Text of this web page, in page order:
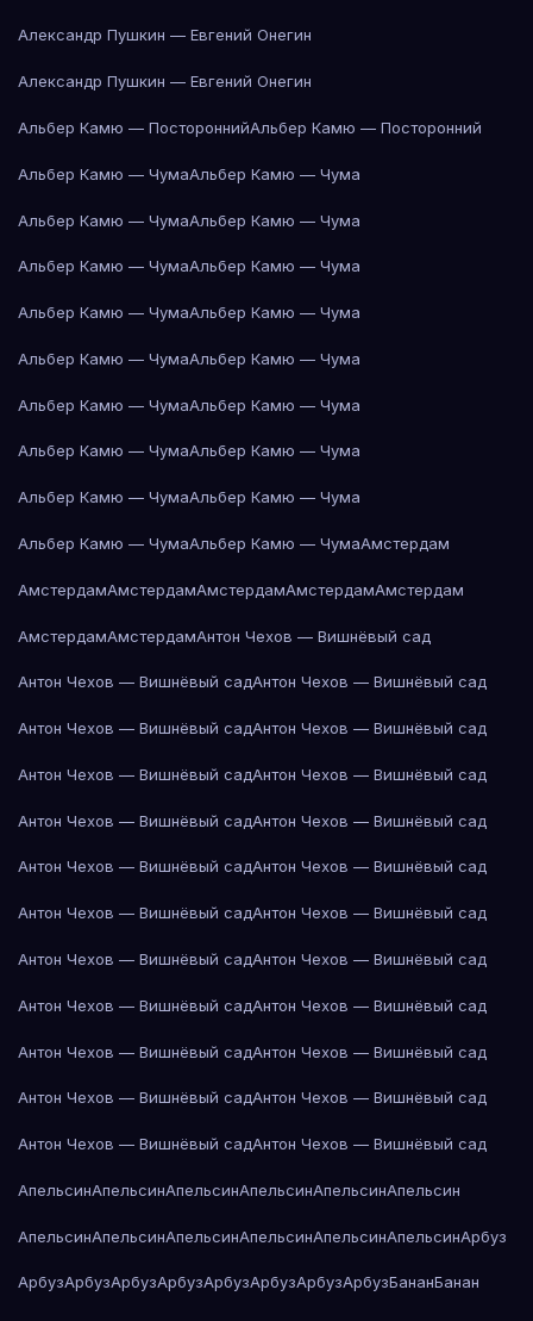
Александр Пушкин — Евгений Онегин
Александр Пушкин — Евгений Онегин
Альбер Камю — ПостороннийАльбер Камю — Посторонний
Альбер Камю — ЧумаАльбер Камю — Чума
Альбер Камю — ЧумаАльбер Камю — Чума
Альбер Камю — ЧумаАльбер Камю — Чума
Альбер Камю — ЧумаАльбер Камю — Чума
Альбер Камю — ЧумаАльбер Камю — Чума
Альбер Камю — ЧумаАльбер Камю — Чума
Альбер Камю — ЧумаАльбер Камю — Чума
Альбер Камю — ЧумаАльбер Камю — Чума
Альбер Камю — ЧумаАльбер Камю — ЧумаАмстердам
АмстердамАмстердамАмстердамАмстердамАмстердам
АмстердамАмстердамАнтон Чехов — Вишнёвый сад
Антон Чехов — Вишнёвый садАнтон Чехов — Вишнёвый сад
Антон Чехов — Вишнёвый садАнтон Чехов — Вишнёвый сад
Антон Чехов — Вишнёвый садАнтон Чехов — Вишнёвый сад
Антон Чехов — Вишнёвый садАнтон Чехов — Вишнёвый сад
Антон Чехов — Вишнёвый садАнтон Чехов — Вишнёвый сад
Антон Чехов — Вишнёвый садАнтон Чехов — Вишнёвый сад
Антон Чехов — Вишнёвый садАнтон Чехов — Вишнёвый сад
Антон Чехов — Вишнёвый садАнтон Чехов — Вишнёвый сад
Антон Чехов — Вишнёвый садАнтон Чехов — Вишнёвый сад
Антон Чехов — Вишнёвый садАнтон Чехов — Вишнёвый сад
Антон Чехов — Вишнёвый садАнтон Чехов — Вишнёвый сад
АпельсинАпельсинАпельсинАпельсинАпельсинАпельсин
АпельсинАпельсинАпельсинАпельсинАпельсинАпельсинАрбуз
АрбузАрбузАрбузАрбузАрбузАрбузАрбузАрбузБананБанан